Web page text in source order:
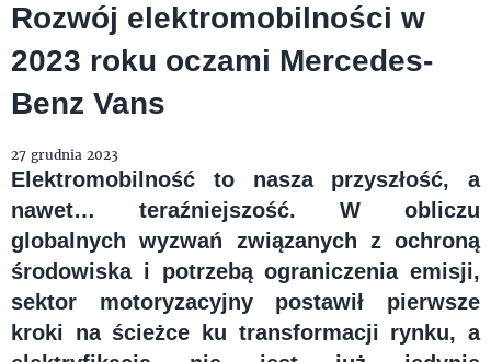
Rozwój elektromobilności w
2023 roku oczami Mercedes-
Benz Vans
27 grudnia 2023
Elektromobilność to nasza przyszłość, a
nawet… teraźniejszość. W obliczu
globalnych wyzwań związanych z ochroną
środowiska i potrzebą ograniczenia emisji,
sektor motoryzacyjny postawił pierwsze
kroki na ścieżce ku transformacji rynku, a